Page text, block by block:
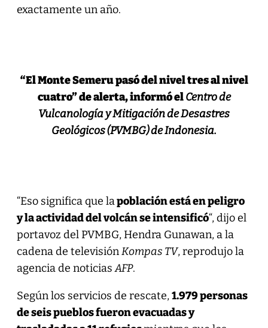
exactamente un año.
“El Monte Semeru pasó del nivel tres al nivel
cuatro” de alerta,informó elCentro de
Vulcanología y Mitigación de Desastres
Geológicos (PVMBG) de Indonesia.
“Eso significa que lapoblación está en peligro
y la actividad del volcán se intensificó“, dijo el
portavoz del PVMBG, Hendra Gunawan, a la
cadena de televisiónKompas TV, reprodujo la
agencia de noticiasAFP.
Según los servicios de rescate,1.979 personas
de seis pueblos fueron evacuadas y